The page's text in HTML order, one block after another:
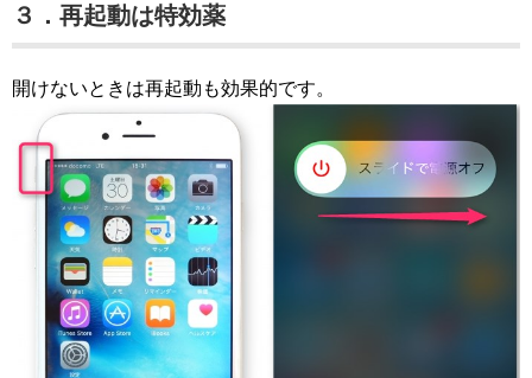
３．再起動は特効薬
開けないときは再起動も効果的です。